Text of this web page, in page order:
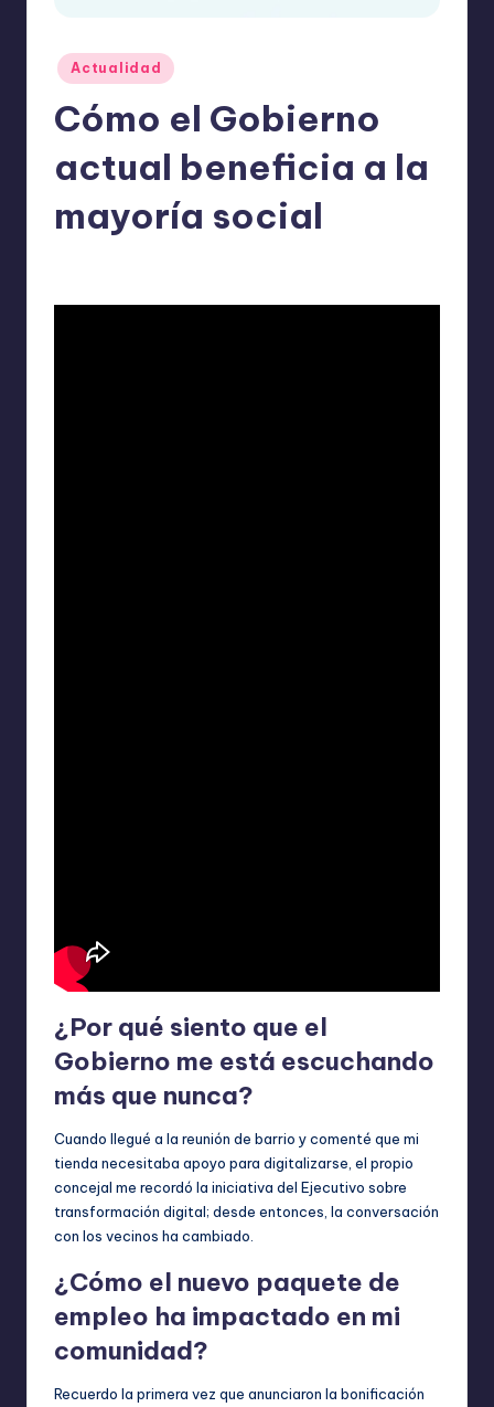
Publicado
en
Actualidad
Cómo el Gobierno
actual beneficia a la
mayoría social
¿Por qué siento que el
Gobierno me está escuchando
más que nunca?
Cuando llegué a la reunión de barrio y comenté que mi
tienda necesitaba apoyo para digitalizarse, el propio
concejal me recordó la iniciativa del Ejecutivo sobre
transformación digital; desde entonces, la conversación
con los vecinos ha cambiado.
¿Cómo el nuevo paquete de
empleo ha impactado en mi
comunidad?
Recuerdo la primera vez que anunciaron la bonificación